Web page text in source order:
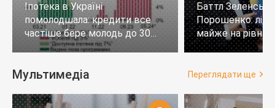
Іпотека в Україні
помолодшала: кредити все
частіше бере молодь до 30
років
Баттл
Порошенко:
майже на
тих, хто не
Мультимедіа Переглядати ще